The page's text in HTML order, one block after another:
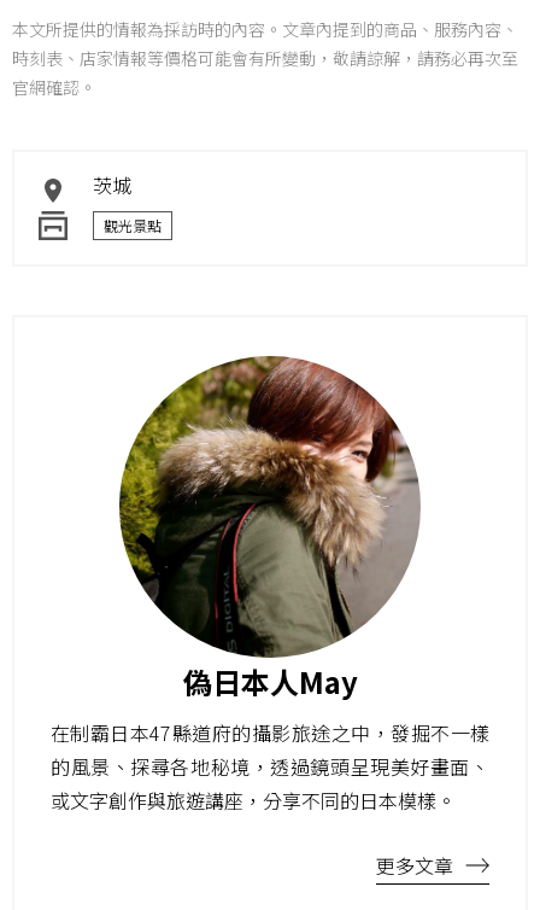
本文所提供的情報為採訪時的內容。文章內提到的商品、服務內容、
時刻表、店家情報等價格可能會有所變動，敬請諒解，請務必再次至
官網確認。
茨城
觀光景點
偽日本人May
在制霸日本47縣道府的攝影旅途之中，發掘不一樣
的風景、探尋各地秘境，透過鏡頭呈現美好畫面、
或文字創作與旅遊講座，分享不同的日本模樣。
更多文章